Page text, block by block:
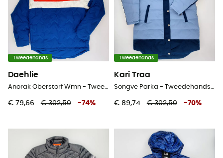
Tweedehands
Daehlie
Anorak Oberstorf Wmn - Tweedehands Softshelljack - Dames - Veelkleurig - M
€ 79,66 € 302,50 -74%
Tweedehands
Kari Traa
Songve Parka - Tweedehands Parka - Dames - Blauw - M
€ 89,74 € 302,50 -70%